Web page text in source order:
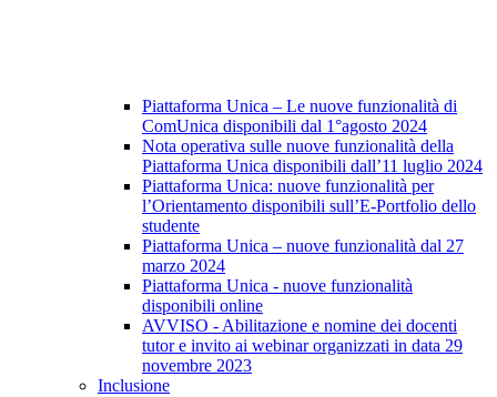
Piattaforma Unica – Le nuove funzionalità di
ComUnica disponibili dal 1°agosto 2024
Nota operativa sulle nuove funzionalità della
Piattaforma Unica disponibili dall’11 luglio 2024
Piattaforma Unica: nuove funzionalità per
l’Orientamento disponibili sull’E-Portfolio dello
studente
Piattaforma Unica – nuove funzionalità dal 27
marzo 2024
Piattaforma Unica - nuove funzionalità
disponibili online
AVVISO - Abilitazione e nomine dei docenti
tutor e invito ai webinar organizzati in data 29
novembre 2023
Inclusione